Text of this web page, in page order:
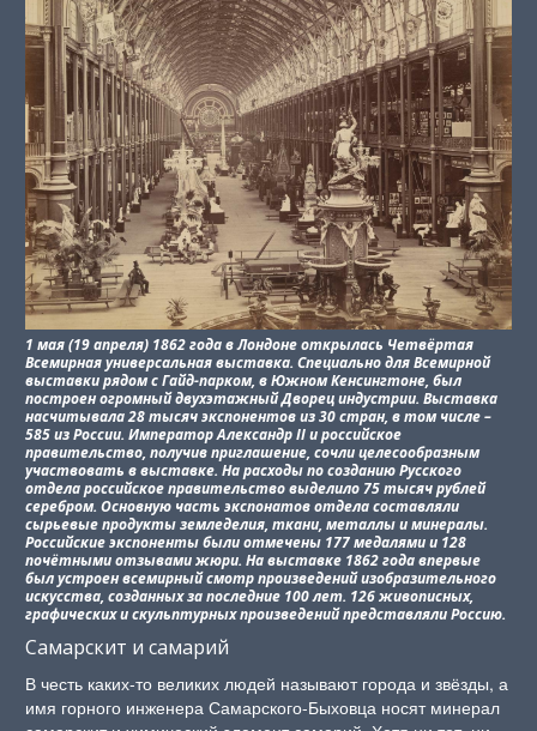
1 мая (19 апреля) 1862 года в Лондоне открылась Четвёртая
Всемирная универсальная выставка. Специально для Всемирной
выставки рядом с Гайд-парком, в Южном Кенсингтоне, был
построен огромный двухэтажный Дворец индустрии. Выставка
насчитывала 28 тысяч экспонентов из 30 стран, в том числе –
585 из России. Император Александр II и российское
правительство, получив приглашение, сочли целесообразным
участвовать в выставке. На расходы по созданию Русского
отдела российское правительство выделило 75 тысяч рублей
серебром. Основную часть экспонатов отдела составляли
сырьевые продукты земледелия, ткани, металлы и минералы.
Российские экспоненты были отмечены 177 медалями и 128
почётными отзывами жюри. На выставке 1862 года впервые
был устроен всемирный смотр произведений изобразительного
искусства, созданных за последние 100 лет. 126 живописных,
графических и скульптурных произведений представляли Россию.
Самарскит и самарий
В честь каких-то великих людей называют города и звёзды, а
имя горного инженера Самарского-Быховца носят минерал